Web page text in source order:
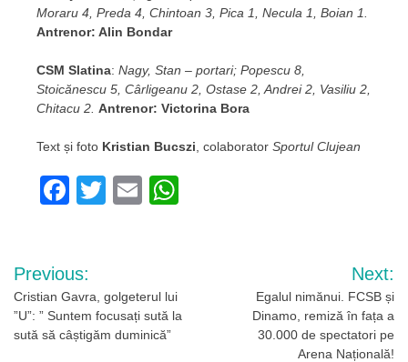
Moraru 4, Preda 4, Chintoan 3, Pica 1, Necula 1, Boian 1.
Antrenor: Alin Bondar
CSM Slatina: Nagy, Stan – portari; Popescu 8,
Stoicănescu 5, Cârligeanu 2, Ostase 2, Andrei 2, Vasiliu 2,
Chitacu 2. Antrenor: Victorina Bora
Text și foto Kristian Bucszi , colaborator Sportul Clujean
Facebook
Twitter
Email
Navigare
în
articole
Previous:
Cristian Gavra, golgeterul lui
”U”: ” Suntem focusați sută la
sută să câștigăm duminică”
Next:
Egalul nimănui. FCSB și
Dinamo, remiză în fața a
30.000 de spectatori pe
Arena Națională!